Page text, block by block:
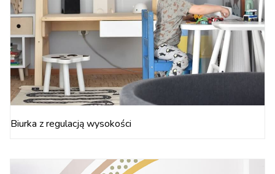
Biurka z regulacją wysokości